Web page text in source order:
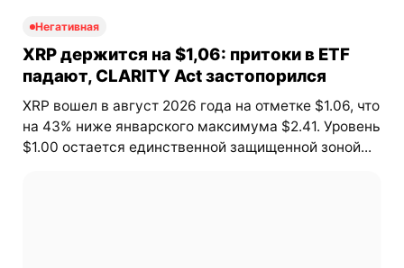
Негативная
XRP держится на $1,06: притоки в ETF
падают, CLARITY Act застопорился
XRP вошел в август 2026 года на отметке $1.06, что
на 43% ниже январского максимума $2.41. Уровень
$1.00 остается единственной защищенной зоной...